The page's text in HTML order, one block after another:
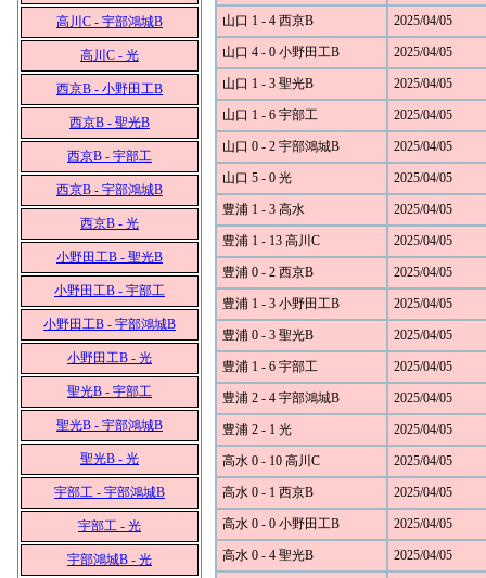
高川C - 宇部鴻城B
高川C - 光
西京B - 小野田工B
西京B - 聖光B
西京B - 宇部工
西京B - 宇部鴻城B
西京B - 光
小野田工B - 聖光B
小野田工B - 宇部工
小野田工B - 宇部鴻城B
小野田工B - 光
聖光B - 宇部工
聖光B - 宇部鴻城B
聖光B - 光
宇部工 - 宇部鴻城B
宇部工 - 光
宇部鴻城B - 光
山口 1 - 4 西京B 2025/04/05
山口 4 - 0 小野田工B 2025/04/05
山口 1 - 3 聖光B 2025/04/05
山口 1 - 6 宇部工 2025/04/05
山口 0 - 2 宇部鴻城B 2025/04/05
山口 5 - 0 光 2025/04/05
豊浦 1 - 3 高水 2025/04/05
豊浦 1 - 13 高川C 2025/04/05
豊浦 0 - 2 西京B 2025/04/05
豊浦 1 - 3 小野田工B 2025/04/05
豊浦 0 - 3 聖光B 2025/04/05
豊浦 1 - 6 宇部工 2025/04/05
豊浦 2 - 4 宇部鴻城B 2025/04/05
豊浦 2 - 1 光 2025/04/05
高水 0 - 10 高川C 2025/04/05
高水 0 - 1 西京B 2025/04/05
高水 0 - 0 小野田工B 2025/04/05
高水 0 - 4 聖光B 2025/04/05